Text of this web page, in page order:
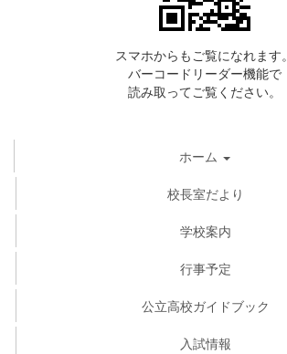
スマホからもご覧になれます。
バーコードリーダー機能で
読み取ってご覧ください。
ホーム
校長室だより
学校案内
行事予定
公立高校ガイドブック
入試情報